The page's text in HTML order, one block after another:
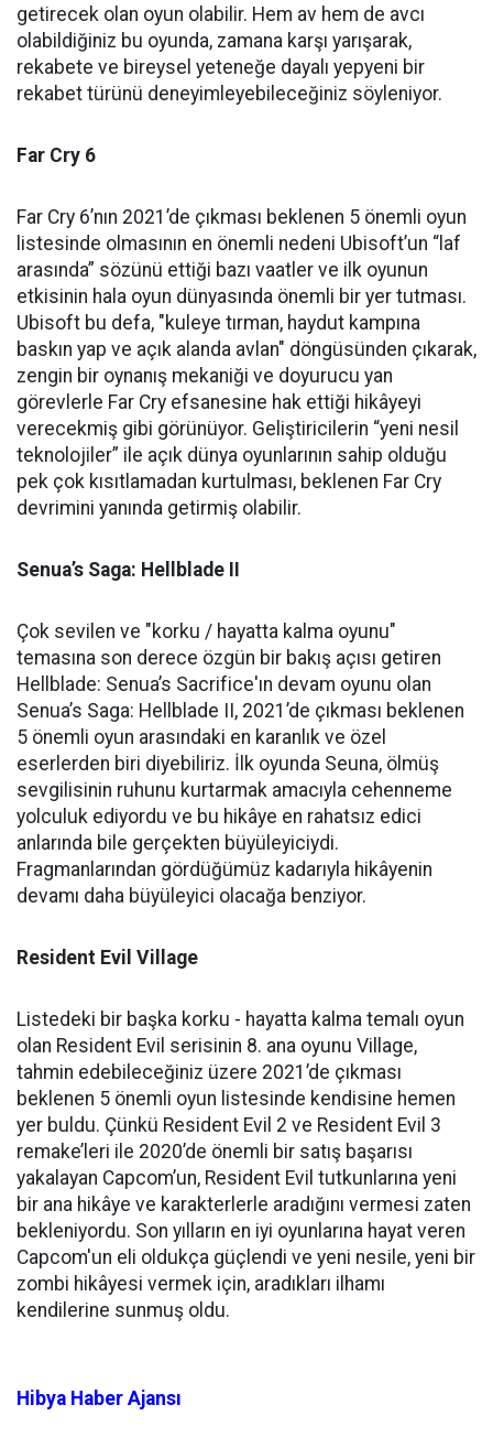
getirecek olan oyun olabilir. Hem av hem de avcı
olabildiğiniz bu oyunda, zamana karşı yarışarak,
rekabete ve bireysel yeteneğe dayalı yepyeni bir
rekabet türünü deneyimleyebileceğiniz söyleniyor.
Far Cry 6
Far Cry 6’nın 2021’de çıkması beklenen 5 önemli oyun
listesinde olmasının en önemli nedeni Ubisoft’un “laf
arasında” sözünü ettiği bazı vaatler ve ilk oyunun
etkisinin hala oyun dünyasında önemli bir yer tutması.
Ubisoft bu defa, "kuleye tırman, haydut kampına
baskın yap ve açık alanda avlan" döngüsünden çıkarak,
zengin bir oynanış mekaniği ve doyurucu yan
görevlerle Far Cry efsanesine hak ettiği hikâyeyi
verecekmiş gibi görünüyor. Geliştiricilerin “yeni nesil
teknolojiler” ile açık dünya oyunlarının sahip olduğu
pek çok kısıtlamadan kurtulması, beklenen Far Cry
devrimini yanında getirmiş olabilir.
Senua’s Saga: Hellblade II
Çok sevilen ve "korku / hayatta kalma oyunu"
temasına son derece özgün bir bakış açısı getiren
Hellblade: Senua’s Sacrifice'ın devam oyunu olan
Senua’s Saga: Hellblade II, 2021’de çıkması beklenen
5 önemli oyun arasındaki en karanlık ve özel
eserlerden biri diyebiliriz. İlk oyunda Seuna, ölmüş
sevgilisinin ruhunu kurtarmak amacıyla cehenneme
yolculuk ediyordu ve bu hikâye en rahatsız edici
anlarında bile gerçekten büyüleyiciydi.
Fragmanlarından gördüğümüz kadarıyla hikâyenin
devamı daha büyüleyici olacağa benziyor.
Resident Evil Village
Listedeki bir başka korku - hayatta kalma temalı oyun
olan Resident Evil serisinin 8. ana oyunu Village,
tahmin edebileceğiniz üzere 2021’de çıkması
beklenen 5 önemli oyun listesinde kendisine hemen
yer buldu. Çünkü Resident Evil 2 ve Resident Evil 3
remake’leri ile 2020’de önemli bir satış başarısı
yakalayan Capcom’un, Resident Evil tutkunlarına yeni
bir ana hikâye ve karakterlerle aradığını vermesi zaten
bekleniyordu. Son yılların en iyi oyunlarına hayat veren
Capcom'un eli oldukça güçlendi ve yeni nesile, yeni bir
zombi hikâyesi vermek için, aradıkları ilhamı
kendilerine sunmuş oldu.
Hibya Haber Ajansı